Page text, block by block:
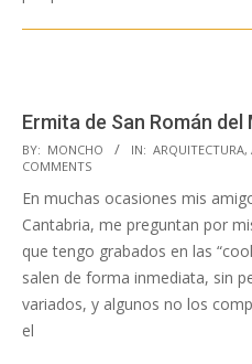
Ermita de San Román del
2023-
05-
03
BY: MONCHO IN: ARQUITECTURA,
COMMENTS
En muchas ocasiones mis
Cantabria, me preguntan por
que tengo grabados en las
salen de forma inmediata, sin
variados, y algunos no los
el